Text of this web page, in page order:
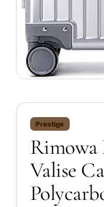
Prestige
Rimowa
Valise